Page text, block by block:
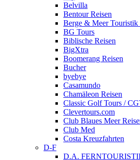
Belvilla
Bentour Reisen
Berge & Meer Touristik
BG Tours
Biblische Reisen
BigXtra
Boomerang Reisen
Bucher
byebye
Casamundo
Chamäleon Reisen
Classic Golf Tours /
Clevertours.com
Club Blaues Meer
Club Med
Costa Kreuzfahrten
D-F
D.A.